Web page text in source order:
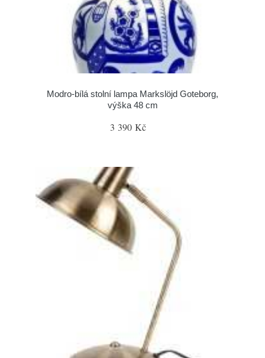
Modro-bílá stolní lampa Markslöjd Goteborg,
výška 48 cm
3 390 Kč